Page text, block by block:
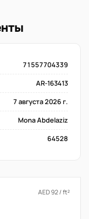
71557704339
AR-163413
7 августа 2026 г.
Mona Abdelaziz
64528
AED 92 / ft²